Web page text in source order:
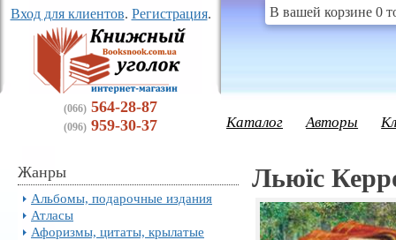
Вход для клиентов. Регистрация.
(066) 564-28-87
(096) 959-30-37
В вашей корзине 0
Каталог Авторы
Жанры
Альбомы, подарочные издания
Атласы
Афоризмы, цитаты, крылатые
Льюїс